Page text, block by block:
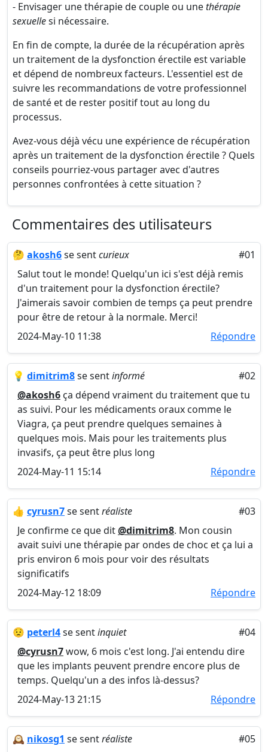
- Envisager une thérapie de couple ou unethérapie
sexuellesi nécessaire.
En fin de compte, la durée de la récupération après
un traitement de la dysfonction érectile est variable
et dépend de nombreux facteurs. L'essentiel est de
suivre les recommandations de votre professionnel
de santé et de rester positif tout au long du
processus.
Avez-vous déjà vécu une expérience de récupération
après un traitement de la dysfonction érectile ? Quels
conseils pourriez-vous partager avec d'autres
personnes confrontées à cette situation ?
Commentaires des utilisateurs
🤔 akosh6se sentcurieux
#01
Salut tout le monde! Quelqu'un ici s'est déjà remis
d'un traitement pour la dysfonction érectile?
J'aimerais savoir combien de temps ça peut prendre
pour être de retour à la normale. Merci!
2024-May-10 11:38
Répondre
💡 dimitrim8se sentinformé
#02
@akosh6 ça dépend vraiment du traitement que tu
as suivi. Pour les médicaments oraux comme le
Viagra, ça peut prendre quelques semaines à
quelques mois. Mais pour les traitements plus
invasifs, ça peut être plus long
2024-May-11 15:14
Répondre
👍 cyrusn7se sentréaliste
#03
Je confirme ce que dit@dimitrim8. Mon cousin
avait suivi une thérapie par ondes de choc et ça lui a
pris environ 6 mois pour voir des résultats
significatifs
2024-May-12 18:09
Répondre
😟 peterl4se sentinquiet
#04
@cyrusn7wow, 6 mois c'est long. J'ai entendu dire
que les implants peuvent prendre encore plus de
temps. Quelqu'un a des infos là-dessus?
2024-May-13 21:15
Répondre
🕰️ nikosg1 se sentréaliste
#05